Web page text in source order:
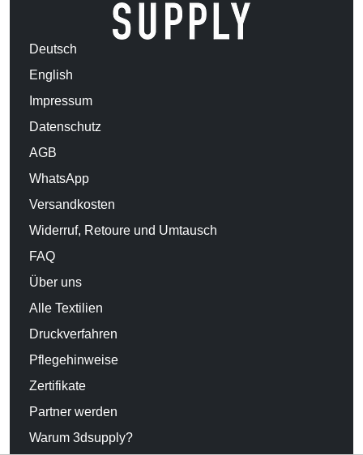
Deutsch
English
Impressum
Datenschutz
AGB
WhatsApp
Versandkosten
Widerruf, Retoure und Umtausch
FAQ
Über uns
Alle Textilien
Druckverfahren
Pflegehinweise
Zertifikate
Partner werden
Warum 3dsupply?